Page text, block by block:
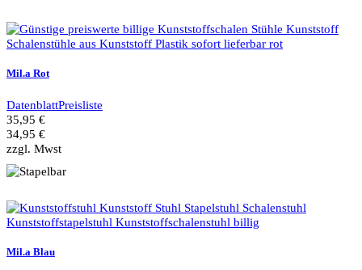
Mil.a Rot
DatenblattPreisliste
35,95 €
34,95 €
zzgl. Mwst
Mil.a Blau